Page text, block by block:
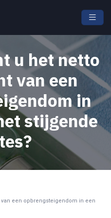
u het netto
van een
in
stijgende
een opbrengsteigendom in een